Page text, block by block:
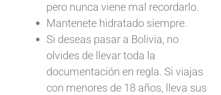
pero nunca viene mal recordarlo.
Mantenete hidratado siempre.
Si deseas pasar a Bolivia, no
olvides de llevar toda la
documentación en regla. Si viajas
con menores de 18 años, lleva sus